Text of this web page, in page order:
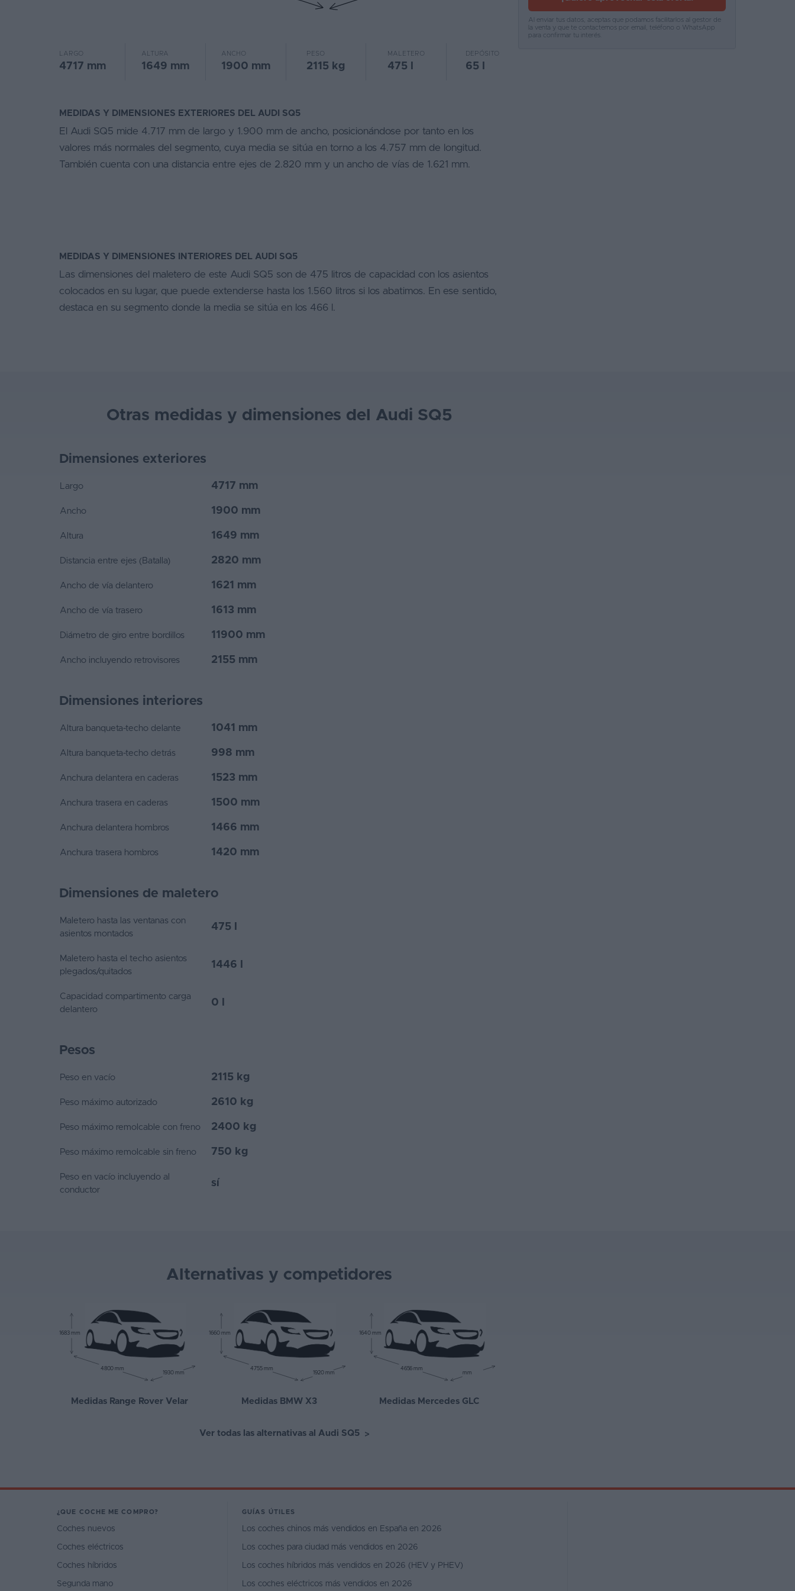
LARGO
4717 mm
ALTURA
1649 mm
ANCHO
1900 mm
PESO
2115 kg
MALETERO
475 l
DEPÓSITO
65 l
Al enviar tus datos, aceptas que podamos facilitarlos al gestor de
la venta y que te contactemos por email, teléfono o WhatsApp
para confirmar tu interés.
MEDIDAS Y DIMENSIONES EXTERIORES DEL AUDI SQ5
El Audi SQ5 mide 4.717 mm de largo y 1.900 mm de ancho, posicionándose por tanto en los
valores más normales del segmento, cuya media se sitúa en torno a los 4.757 mm de longitud.
También cuenta con una distancia entre ejes de 2.820 mm y un ancho de vías de 1.621 mm.
MEDIDAS Y DIMENSIONES INTERIORES DEL AUDI SQ5
Las dimensiones del maletero de este Audi SQ5 son de 475 litros de capacidad con los asientos
colocados en su lugar, que puede extenderse hasta los 1.560 litros si los abatimos. En ese sentido,
destaca en su segmento donde la media se sitúa en los 466 l.
Otras medidas y dimensiones del Audi SQ5
Largo 4717 mm
Ancho 1900 mm
Altura 1649 mm
Distancia entre ejes (Batalla) 2820 mm
Ancho de vía delantero 1621 mm
Ancho de vía trasero 1613 mm
Diámetro de giro entre bordillos 11900 mm
Ancho incluyendo retrovisores 2155 mm
Dimensiones exteriores
Altura banqueta-techo delante 1041 mm
Altura banqueta-techo detrás 998 mm
Anchura delantera en caderas 1523 mm
Anchura trasera en caderas 1500 mm
Anchura delantera hombros 1466 mm
Anchura trasera hombros 1420 mm
Dimensiones interiores
Maletero hasta las ventanas con
asientos montados
475 l
Maletero hasta el techo asientos
plegados/quitados
1446 l
Capacidad compartimento carga
delantero
0 l
Dimensiones de maletero
Peso en vacío 2115 kg
Peso máximo autorizado 2610 kg
Peso máximo remolcable con freno 2400 kg
Peso máximo remolcable sin freno 750 kg
Peso en vacío incluyendo al
conductor
sí
Pesos
Alternativas y competidores
1683 mm
4800 mm
1930 mm
Medidas Range Rover Velar
1660 mm
4755 mm
1920 mm
Medidas BMW X3
1640 mm
4656 mm
mm
Medidas Mercedes GLC
Ver todas las alternativas al Audi SQ5 >
¿QUE COCHE ME COMPRO?
Coches nuevos
Coches eléctricos
Coches híbridos
Segunda mano
GUÍAS ÚTILES
Los coches chinos más vendidos en España en 2026
Los coches para ciudad más vendidos en 2026
Los coches híbridos más vendidos en 2026 (HEV y PHEV)
Los coches eléctricos más vendidos en 2026